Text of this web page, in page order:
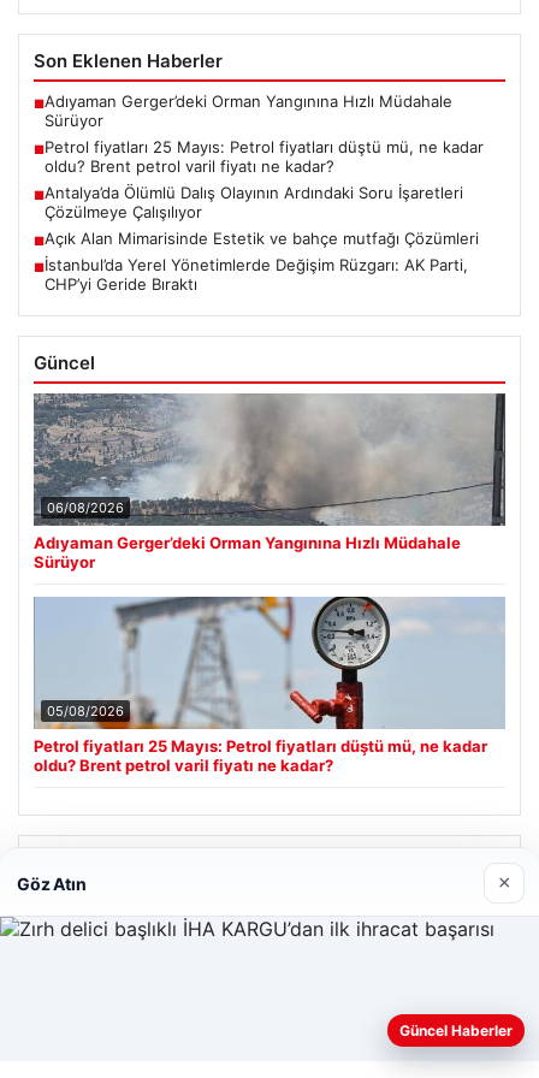
Son Eklenen Haberler
■Adıyaman Gerger’deki Orman Yangınına Hızlı Müdahale
Sürüyor
■Petrol fiyatları 25 Mayıs: Petrol fiyatları düştü mü, ne kadar
oldu? Brent petrol varil fiyatı ne kadar?
■Antalya’da Ölümlü Dalış Olayının Ardındaki Soru İşaretleri
Çözülmeye Çalışılıyor
■Açık Alan Mimarisinde Estetik ve bahçe mutfağı Çözümleri
■İstanbul’da Yerel Yönetimlerde Değişim Rüzgarı: AK Parti,
CHP’yi Geride Bıraktı
Güncel
06/08/2026
Adıyaman Gerger’deki Orman Yangınına Hızlı Müdahale
Sürüyor
05/08/2026
Petrol fiyatları 25 Mayıs: Petrol fiyatları düştü mü, ne kadar
oldu? Brent petrol varil fiyatı ne kadar?
Hastaş Beton
Web sitemizi nasıl kullandığınızı daha iyi anlayabilmek,
deneyiminizi kişiselleştirmek ve geliştirmek amacıyla çerezler
Çerez Politikamız
Göz Atın ×
Güncel Haberler